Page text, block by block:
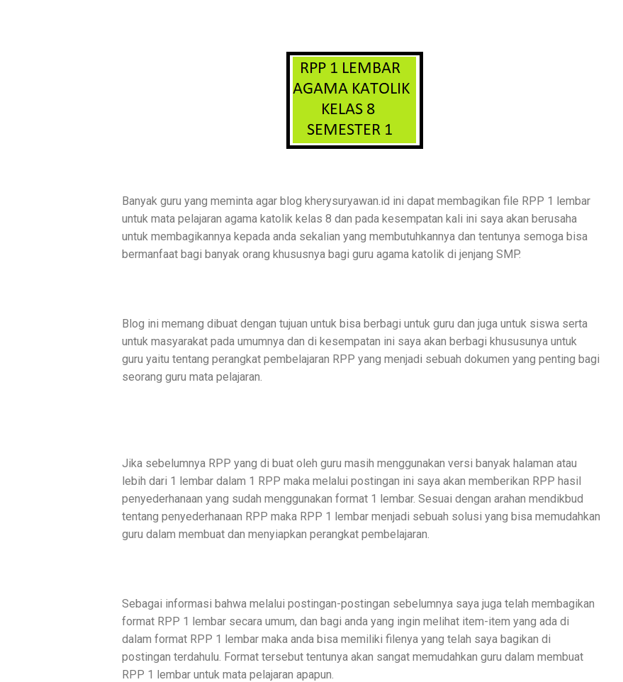
Banyak guru yang meminta agar blog kherysuryawan.id ini dapat membagikan file RPP 1 lembar
untuk mata pelajaran agama katolik kelas 8 dan pada kesempatan kali ini saya akan berusaha
untuk membagikannya kepada anda sekalian yang membutuhkannya dan tentunya semoga bisa
bermanfaat bagi banyak orang khususnya bagi guru agama katolik di jenjang SMP.
Blog ini memang dibuat dengan tujuan untuk bisa berbagi untuk guru dan juga untuk siswa serta
untuk masyarakat pada umumnya dan di kesempatan ini saya akan berbagi khususunya untuk
guru yaitu tentang perangkat pembelajaran RPP yang menjadi sebuah dokumen yang penting bagi
seorang guru mata pelajaran.
Jika sebelumnya RPP yang di buat oleh guru masih menggunakan versi banyak halaman atau
lebih dari 1 lembar dalam 1 RPP maka melalui postingan ini saya akan memberikan RPP hasil
penyederhanaan yang sudah menggunakan format 1 lembar. Sesuai dengan arahan mendikbud
tentang penyederhanaan RPP maka RPP 1 lembar menjadi sebuah solusi yang bisa memudahkan
guru dalam membuat dan menyiapkan perangkat pembelajaran.
Sebagai informasi bahwa melalui postingan-postingan sebelumnya saya juga telah membagikan
format RPP 1 lembar secara umum, dan bagi anda yang ingin melihat item-item yang ada di
dalam format RPP 1 lembar maka anda bisa memiliki filenya yang telah saya bagikan di
postingan terdahulu. Format tersebut tentunya akan sangat memudahkan guru dalam membuat
RPP 1 lembar untuk mata pelajaran apapun.